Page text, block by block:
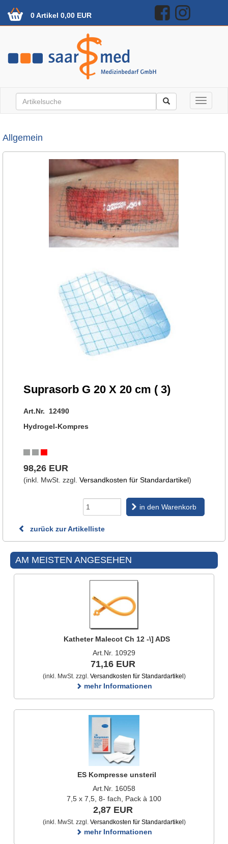
0 Artikel 0,00 EUR
Toggle
Allgemein
Suprasorb G 20 X 20 cm ( 3)
Art.Nr. 12490
Hydrogel-Kompres
98,26 EUR
(inkl. MwSt. zzgl. Versandkosten für Standardartikel)
in den Warenkorb
zurück zur Artikelliste
AM MEISTEN ANGESEHEN
Katheter Malecot Ch 12 -\] ADS
Art.Nr. 10929
71,16 EUR
(inkl. MwSt. zzgl. Versandkosten für Standardartikel )
mehr Informationen
ES Kompresse unsteril
Art.Nr. 16058
7,5 x 7,5, 8- fach, Pack à 100
2,87 EUR
(inkl. MwSt. zzgl. Versandkosten für Standardartikel )
mehr Informationen